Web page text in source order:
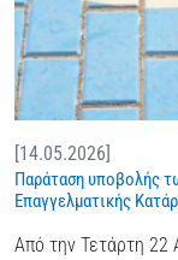
[14.05.2026]
Παράταση υποβολής
Επαγγελματικής
Από την Τετάρτη 22